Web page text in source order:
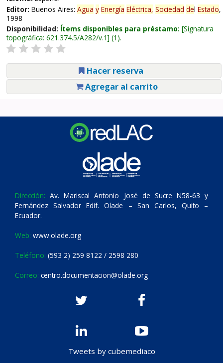
Editor: Buenos Aires: Agua y Energía Eléctrica, Sociedad del Estado,
1998
Disponibilidad: Ítems disponibles para préstamo: Signatura
topográfica: 621.374.5/A282/v.1 (1).
Hacer reserva
Agregar al carrito
Dirección: Av. Mariscal Antonio José de Sucre N58-63 y
Fernández Salvador Edif. Olade – San Carlos, Quito –
Ecuador.
Web: www.olade.org
Teléfono: (593 2) 259 8122 / 2598 280
Correo: centro.documentacion@olade.org
Tweets by cubemediaco